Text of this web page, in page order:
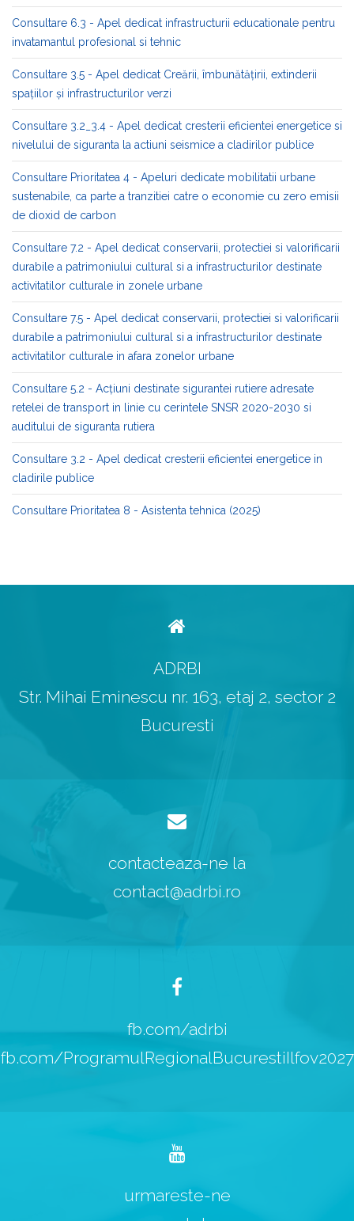
Consultare 6.3 - Apel dedicat infrastructurii educationale pentru
invatamantul profesional si tehnic
Consultare 3.5 - Apel dedicat Creării, îmbunătățirii, extinderii
spațiilor și infrastructurilor verzi
Consultare 3.2_3.4 - Apel dedicat cresterii eficientei energetice si
nivelului de siguranta la actiuni seismice a cladirilor publice
Consultare Prioritatea 4 - Apeluri dedicate mobilitatii urbane
sustenabile, ca parte a tranzitiei catre o economie cu zero emisii
de dioxid de carbon
Consultare 7.2 - Apel dedicat conservarii, protectiei si valorificarii
durabile a patrimoniului cultural si a infrastructurilor destinate
activitatilor culturale in zonele urbane
Consultare 7.5 - Apel dedicat conservarii, protectiei si valorificarii
durabile a patrimoniului cultural si a infrastructurilor destinate
activitatilor culturale in afara zonelor urbane
Consultare 5.2 - Acțiuni destinate sigurantei rutiere adresate
retelei de transport in linie cu cerintele SNSR 2020-2030 si
auditului de siguranta rutiera
Consultare 3.2 - Apel dedicat cresterii eficientei energetice in
cladirile publice
Consultare Prioritatea 8 - Asistenta tehnica (2025)
ADRBI
Str. Mihai Eminescu nr. 163, etaj 2, sector 2
Bucuresti
contacteaza-ne la
contact@adrbi.ro
fb.com/adrbi
fb.com/ProgramulRegionalBucurestiIlfov2027
urmareste-ne